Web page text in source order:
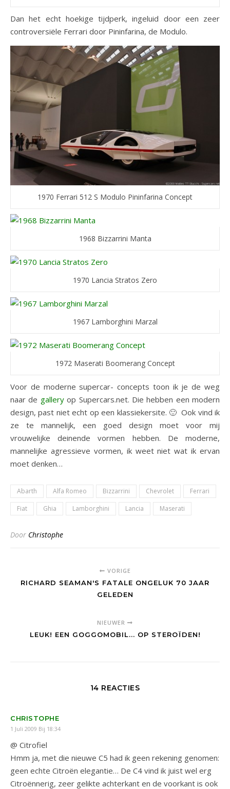
Dan het echt hoekige tijdperk, ingeluid door een zeer
controversiële Ferrari door Pininfarina, de Modulo.
1970 Ferrari 512 S Modulo Pininfarina Concept
1968 Bizzarrini Manta
1970 Lancia Stratos Zero
1967 Lamborghini Marzal
1972 Maserati Boomerang Concept
Voor de moderne supercar- concepts toon ik je de weg
naar de galleryop Supercars.net. Die hebben een modern
design, past niet echt op een klassiekersite. 🙂 Ook vind ik
ze te mannelijk, een goed design moet voor mij
vrouwelijke deinende vormen hebben. De moderne,
mannelijke agressieve vormen, ik weet niet wat ik ervan
moet denken…
Abarth Alfa Romeo Bizzarrini Chevrolet
Ferrari
Fiat
Ghia Lamborghini Lancia Maserati
Door Christophe
VORIGE
RICHARD SEAMAN'S FATALE ONGELUK 70 JAAR
GELEDEN
NIEUWER
LEUK! EEN GOGGOMOBIL... OP STEROÏDEN!
14 REACTIES
CHRISTOPHE
1 Juli 2009 Bij 18:34
@ Citrofiel
Hmm ja, met die nieuwe C5 had ik geen rekening genomen:
geen echte Citroën elegantie… De C4 vind ik juist wel erg
Citroënnerig, zeer gelikte achterkant en de voorkant is ook